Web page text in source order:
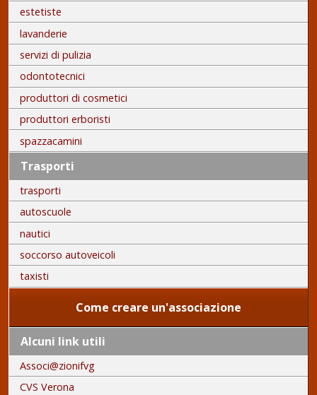
estetiste
lavanderie
servizi di pulizia
odontotecnici
produttori di cosmetici
produttori erboristi
spazzacamini
Trasporti
trasporti
autoscuole
nautici
soccorso autoveicoli
taxisti
Come creare un'associazione
Alcuni link utili
Associ@zionifvg
CVS Verona